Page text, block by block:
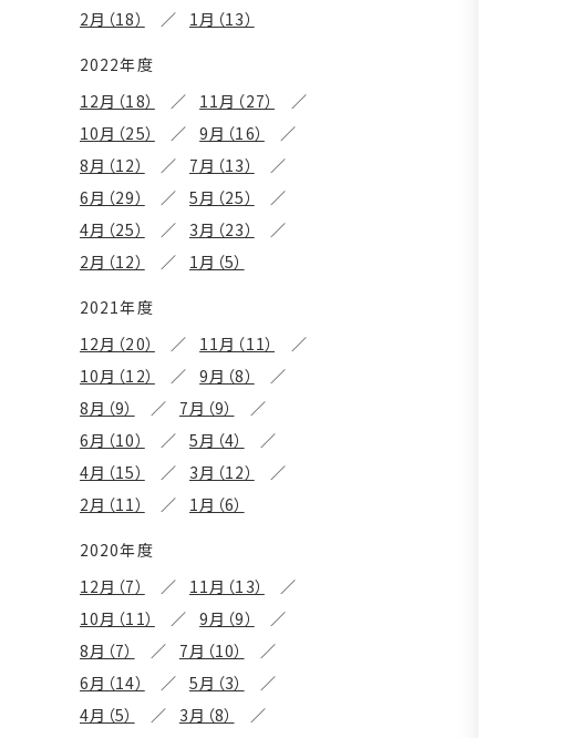
2月（18）
1月（13）
2022年度
12月（18）
11月（27）
10月（25）
9月（16）
8月（12）
7月（13）
6月（29）
5月（25）
4月（25）
3月（23）
2月（12）
1月（5）
2021年度
12月（20）
11月（11）
10月（12）
9月（8）
8月（9）
7月（9）
6月（10）
5月（4）
4月（15）
3月（12）
2月（11）
1月（6）
2020年度
12月（7）
11月（13）
10月（11）
9月（9）
8月（7）
7月（10）
6月（14）
5月（3）
4月（5）
3月（8）